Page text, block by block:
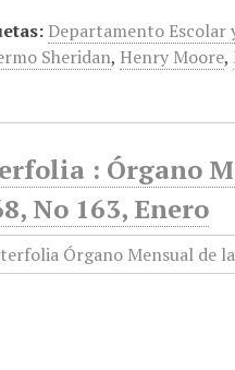
Departamento Escolar
Sheridan, Henry Moore,
: Órgano
No 163, Enero